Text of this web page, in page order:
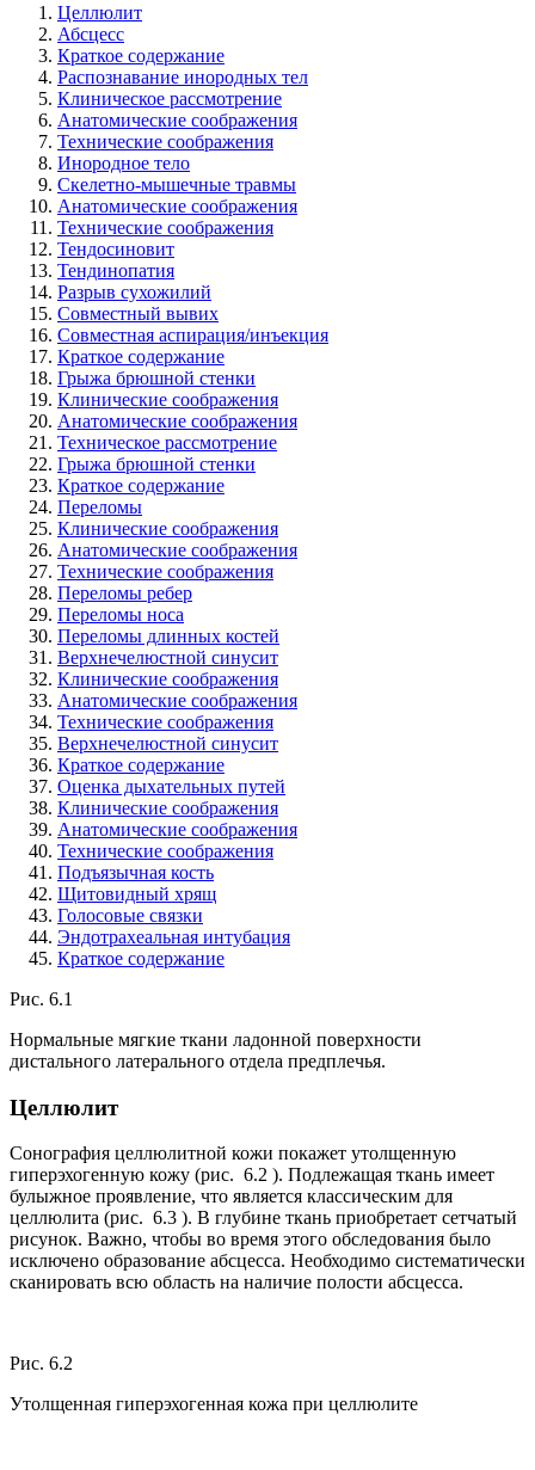
Целлюлит
Абсцесс
Краткое содержание
Распознавание инородных тел
Клиническое рассмотрение
Анатомические соображения
Технические соображения
Инородное тело
Скелетно-мышечные травмы
Анатомические соображения
Технические соображения
Тендосиновит
Тендинопатия
Разрыв сухожилий
Совместный вывих
Совместная аспирация/инъекция
Краткое содержание
Грыжа брюшной стенки
Клинические соображения
Анатомические соображения
Техническое рассмотрение
Грыжа брюшной стенки
Краткое содержание
Переломы
Клинические соображения
Анатомические соображения
Технические соображения
Переломы ребер
Переломы носа
Переломы длинных костей
Верхнечелюстной синусит
Клинические соображения
Анатомические соображения
Технические соображения
Верхнечелюстной синусит
Краткое содержание
Оценка дыхательных путей
Клинические соображения
Анатомические соображения
Технические соображения
Подъязычная кость
Щитовидный хрящ
Голосовые связки
Эндотрахеальная интубация
Краткое содержание
Рис. 6.1
Нормальные мягкие ткани ладонной поверхности
дистального латерального отдела предплечья.
Целлюлит
Сонография целлюлитной кожи покажет утолщенную
гиперэхогенную кожу (рис. 6.2 ). Подлежащая ткань имеет
булыжное проявление, что является классическим для
целлюлита (рис. 6.3 ). В глубине ткань приобретает сетчатый
рисунок. Важно, чтобы во время этого обследования было
исключено образование абсцесса. Необходимо систематически
сканировать всю область на наличие полости абсцесса.
Рис. 6.2
Утолщенная гиперэхогенная кожа при целлюлите